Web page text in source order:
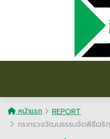
หน้าแรก
REPORT
กระทรวงวัฒนธรรมจัดพิธีเจ